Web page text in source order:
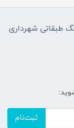
طبقاتی شهرداری
ثبت‌نام